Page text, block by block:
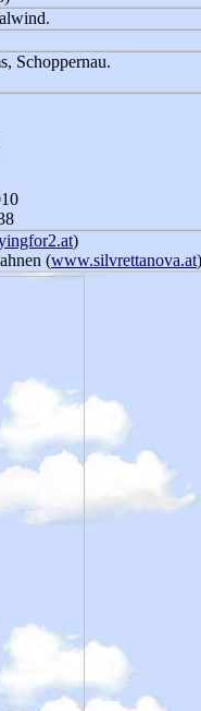
Schoppernau.
)
(www.silvrettanova.at)